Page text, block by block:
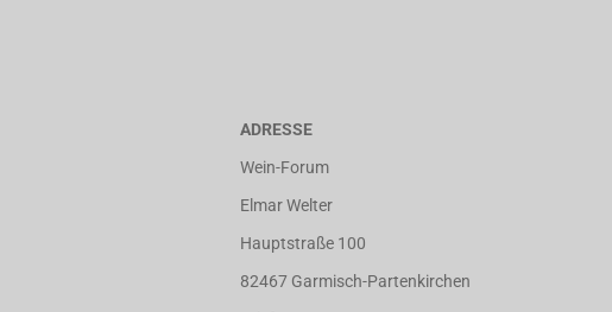
ADRESSE
Wein-Forum
Elmar Welter
Hauptstraße 100
82467 Garmisch-Partenkirchen